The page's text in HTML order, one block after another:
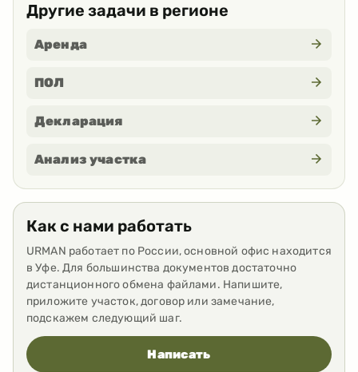
Другие задачи в регионе
Аренда
ПОЛ
Декларация
Анализ участка
Как с нами работать
URMAN работает по России, основной офис находится
в Уфе. Для большинства документов достаточно
дистанционного обмена файлами. Напишите,
приложите участок, договор или замечание,
подскажем следующий шаг.
Написать